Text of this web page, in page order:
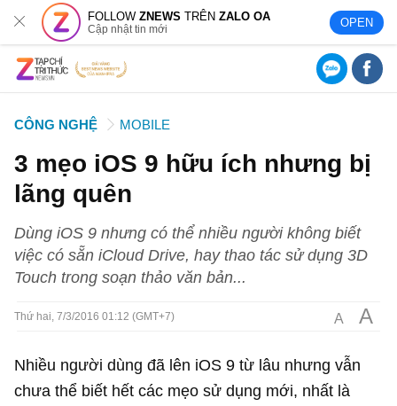
FOLLOWZNEWS TRÊNZALO OA
Cập nhật tin mới OPEN
CÔNG NGHỆ MOBILE
3 mẹo iOS 9 hữu ích nhưng bị
lãng quên
Dùng iOS 9 nhưng có thể nhiều người không biết
việc có sẵn iCloud Drive, hay thao tác sử dụng 3D
Touch trong soạn thảo văn bản...
Thứ hai, 7/3/2016 01:12 (GMT+7) A A
Nhiều người dùng đã lên iOS 9 từ lâu nhưng vẫn
chưa thể biết hết các mẹo sử dụng mới, nhất là